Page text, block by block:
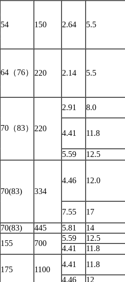
54 150 2.64 5.5
64（76） 220 2.14 5.5
70（83）
220
2.91
8.0
4.41 11.8
5.59 12.5
70(83) 334
4.46 12.0
7.55
17
70(83) 445 5.81
14
155 700
5.59
12.5
4.41
11.8
175
1100
4.41 11.8
4.46 12